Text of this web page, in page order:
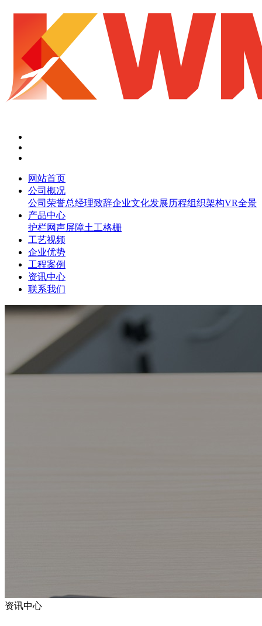
网站首页
公司概况
公司荣誉总经理致辞企业文化发展历程组织架构VR全景
产品中心
护栏网声屏障土工格栅
工艺视频
企业优势
工程案例
资讯中心
联系我们
资讯中心